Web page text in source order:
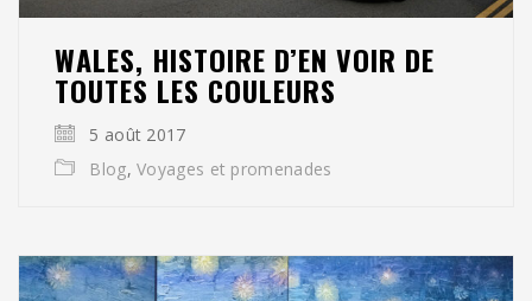
WALES, HISTOIRE D’EN VOIR DE
TOUTES LES COULEURS
5 août 2017
Blog,Voyages et promenades